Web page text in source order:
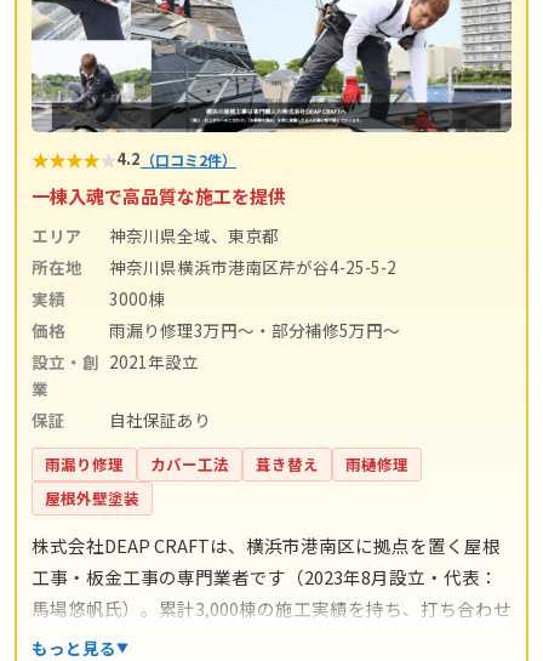
★★★★★4.2 （口コミ2件）
一棟入魂で高品質な施工を提供
エリア
神奈川県全域、東京都
所在地
神奈川県横浜市港南区芹が谷4-25-5-2
実績
3000棟
価格
雨漏り修理3万円〜・部分補修5万円〜
設立・創
業
2021年設立
保証 自社保証あり
雨漏り修理 カバー工法 葺き替え
雨樋修理
屋根外壁塗装
株式会社DEAP CRAFTは、横浜市港南区に拠点を置く屋根
工事・板金工事の専門業者です（2023年8月設立・代表：
馬場悠帆氏）。累計3,000棟の施工実績を持ち、打ち合わせ
からアフターサポートまで自社スタッフが一貫対応。仲介
もっと見る